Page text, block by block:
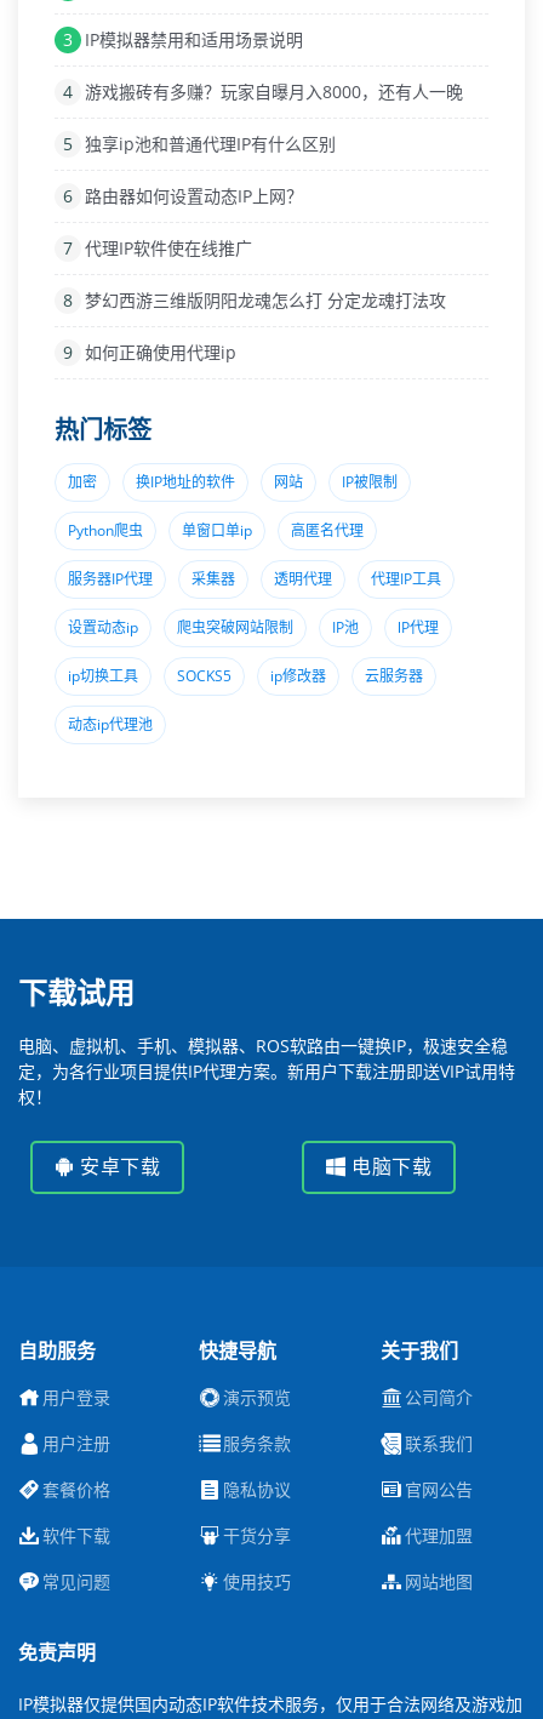
3 IP模拟器禁用和适用场景说明
4 游戏搬砖有多赚？玩家自曝月入8000，还有人一晚
5 独享ip池和普通代理IP有什么区别
6 路由器如何设置动态IP上网？
7 代理IP软件使在线推广
8 梦幻西游三维版阴阳龙魂怎么打 分定龙魂打法攻
9 如何正确使用代理ip
热门标签
加密 换IP地址的软件 网站 IP被限制
Python爬虫 单窗口单ip 高匿名代理
服务器IP代理 采集器 透明代理 代理IP工具
设置动态ip 爬虫突破网站限制 IP池 lP代理
ip切换工具 SOCKS5 ip修改器 云服务器
动态ip代理池
下载试用
电脑、虚拟机、手机、模拟器、ROS软路由一键换IP，极速安全稳
定，为各行业项目提供IP代理方案。新用户下载注册即送VIP试用特
权！
安卓下载 电脑下载
自助服务
用户登录
用户注册
套餐价格
软件下载
常见问题
快捷导航
演示预览
服务条款
隐私协议
干货分享
使用技巧
关于我们
公司简介
联系我们
官网公告
代理加盟
网站地图
免责声明
IP模拟器仅提供国内动态IP软件技术服务，仅用于合法网络及游戏加